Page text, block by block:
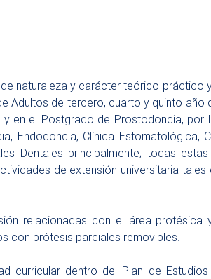
naturaleza y carácter teórico-práctico
Adultos de tercero, cuarto y quinto año
en el Postgrado de Prostodoncia, por
Endodoncia, Clínica Estomatológica,
Dentales principalmente; todas
de extensión universitaria tales
relacionadas con el área protésica
con prótesis parciales removibles.
curricular dentro del Plan de